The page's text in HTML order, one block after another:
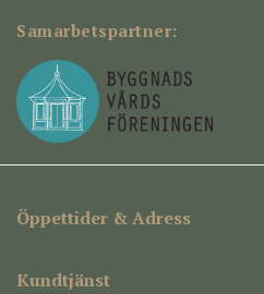
Samarbetspartner:
Öppettider & Adress
Kundtjänst